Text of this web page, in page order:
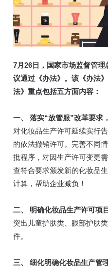
7月26日，国家市场监督管
议通过《办法》。该《办法
法》重点包括五方面内容：
一、 落实“放管服”改革要求
对化妆品生产许可延续实行
的依法撤销许可。完善不同
批程序，对因生产许可变更
查符合要求颁发新的化妆品
计算，帮助企业减负！
二、 明确化妆品生产许可项
突出儿童护肤类、眼部护肤
件。
三、 细化明确化妆品生产管